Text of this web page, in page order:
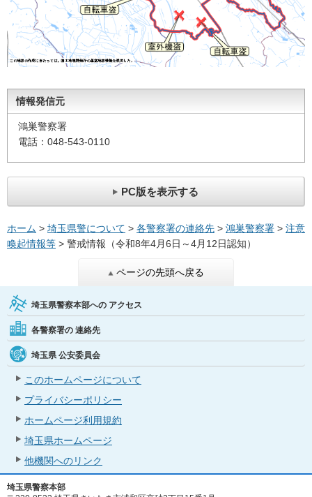
情報発信元
鴻巣警察署
電話：048-543-0110
PC版を表示する
ホーム > 埼玉県警について > 各警察署の連絡先 > 鴻巣警察署 > 注意
喚起情報等 > 警戒情報（令和8年4月6日～4月12日認知）
ページの先頭へ戻る
埼玉県警察本部への アクセス
各警察署の 連絡先
埼玉県 公安委員会
このホームページについて
プライバシーポリシー
ホームページ利用規約
埼玉県ホームページ
他機関へのリンク
埼玉県警察本部